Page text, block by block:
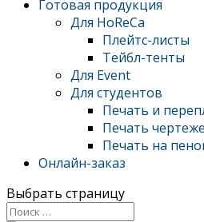
Готовая продукция
Для HoReCa
Плейтс-листы
Тейбл-тенты
Для Event
Для студентов
Печать и
Печать
Печать на
Онлайн-заказ
Выбрать страницу